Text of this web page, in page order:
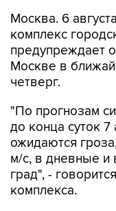
Москва. 6
комплекс
предупреждает
Москве в
четверг.
"По прогнозам
до конца суток 7
ожидаются
м/с, в дневные и
град", -
комплекса.